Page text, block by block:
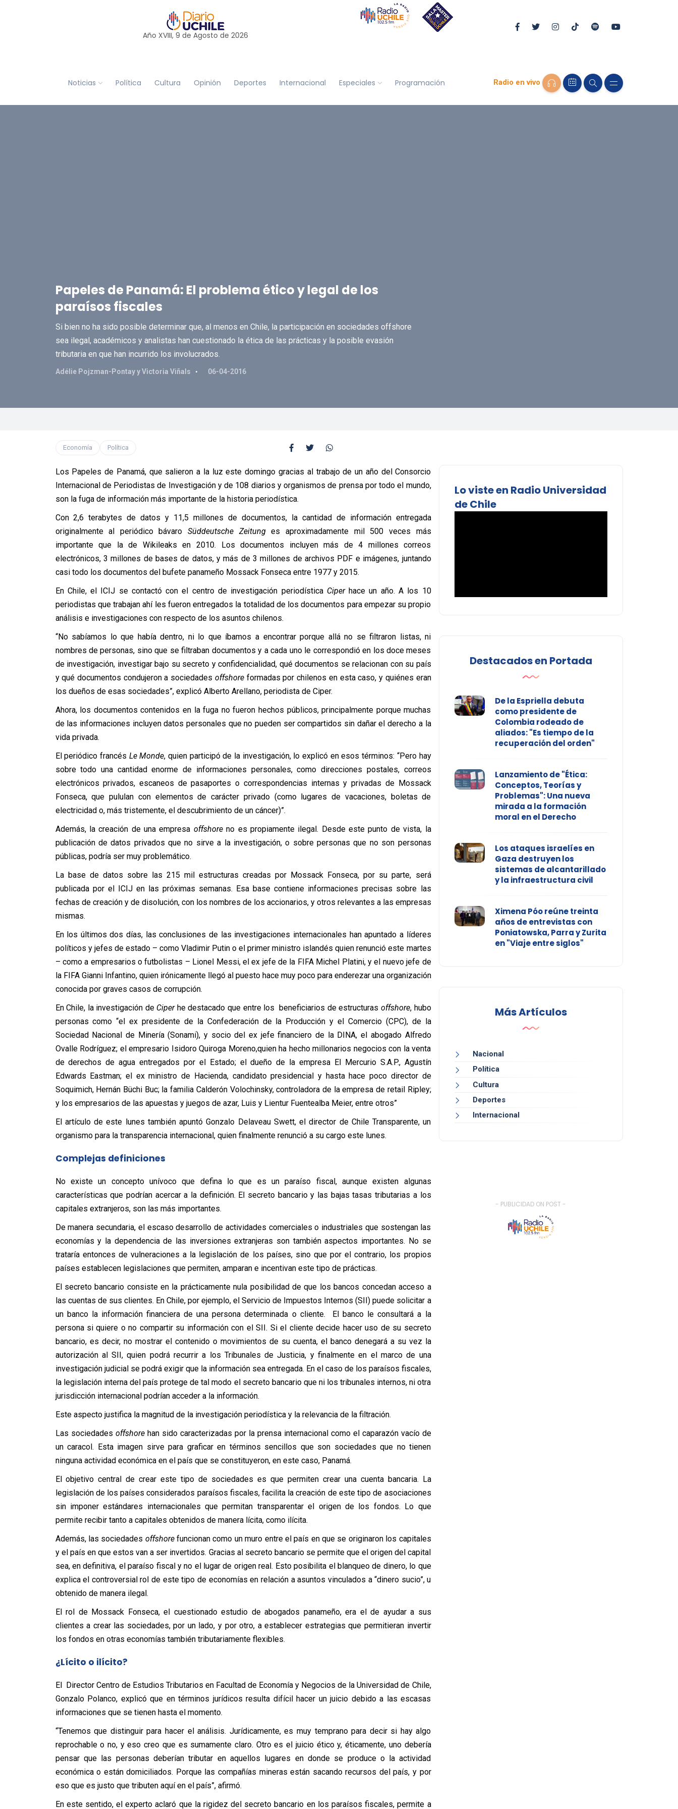
Año XVIII, 9 de Agosto de 2026
Noticias Política Cultura Opinión Deportes Internacional Especiales Programación Radio en vivo
Papeles de Panamá: El problema ético y legal de los
paraísos fiscales
Si bien no ha sido posible determinar que, al menos en Chile, la participación en sociedades offshore
sea ilegal, académicos y analistas han cuestionado la ética de las prácticas y la posible evasión
tributaria en que han incurrido los involucrados.
Adélie Pojzman-Pontay y Victoria Viñals 06-04-2016
Economía Política
Los Papeles de Panamá, que salieron a la luz este domingo gracias al trabajo de un año del Consorcio
Internacional de Periodistas de Investigación y de 108 diarios y organismos de prensa por todo el mundo,
son la fuga de información más importante de la historia periodística.
Con 2,6 terabytes de datos y 11,5 millones de documentos, la cantidad de información entregada
originalmente al periódico bávaroSüddeutsche Zeitunges aproximadamente mil 500 veces más
importante que la de Wikileaks en 2010. Los documentos incluyen más de 4 millones correos
electrónicos, 3 millones de bases de datos, y más de 3 millones de archivos PDF e imágenes, juntando
casi todo los documentos del bufete panameño Mossack Fonseca entre 1977 y 2015.
En Chile, el ICIJ se contactó con el centro de investigación periodística Ciperhace un año. A los 10
periodistas que trabajan ahí les fueron entregados la totalidad de los documentos para empezar su propio
análisis e investigaciones con respecto de los asuntos chilenos.
“No sabíamos lo que había dentro, ni lo que íbamos a encontrar porque allá no se filtraron listas, ni
nombres de personas, sino que se filtraban documentos y a cada uno le correspondió en los doce meses
de investigación, investigar bajo su secreto y confidencialidad, qué documentos se relacionan con su país
y qué documentos condujeron a sociedades offshoreformadas por chilenos en esta caso, y quiénes eran
los dueños de esas sociedades”, explicó Alberto Arellano, periodista de Ciper.
Ahora, los documentos contenidos en la fuga no fueron hechos públicos, principalmente porque muchas
de las informaciones incluyen datos personales que no pueden ser compartidos sin dañar el derecho a la
vida privada.
El periódico francés Le Monde, quien participó de la investigación, lo explicó en esos términos: “Pero hay
sobre todo una cantidad enorme de informaciones personales, como direcciones postales, correos
electrónicos privados, escaneos de pasaportes o correspondencias internas y privadas de Mossack
Fonseca, que pululan con elementos de carácter privado (como lugares de vacaciones, boletas de
electricidad o, más tristemente, el descubrimiento de un cáncer)”.
Además, la creación de una empresa offshoreno es propiamente ilegal. Desde este punto de vista, la
publicación de datos privados que no sirve a la investigación, o sobre personas que no son personas
públicas, podría ser muy problemático.
La base de datos sobre las 215 mil estructuras creadas por Mossack Fonseca, por su parte, será
publicada por el ICIJ en las próximas semanas. Esa base contiene informaciones precisas sobre las
fechas de creación y de disolución, con los nombres de los accionarios, y otros relevantes a las empresas
mismas.
En los últimos dos días, las conclusiones de las investigaciones internacionales han apuntado a líderes
políticos y jefes de estado – como Vladimir Putin o el primer ministro islandés quien renunció este martes
– como a empresarios o futbolistas – Lionel Messi, el ex jefe de la FIFA Michel Platini, y el nuevo jefe de
la FIFA Gianni Infantino, quien irónicamente llegó al puesto hace muy poco para enderezar una organización
conocida por graves casos de corrupción.
En Chile, la investigación de Ciperhe destacado que entre los beneficiarios de estructuras offshore, hubo
personas como “el ex presidente de la Confederación de la Producción y el Comercio (CPC), de la
Sociedad Nacional de Minería (Sonami), y socio del ex jefe financiero de la DINA, el abogado Alfredo
Ovalle Rodríguez; el empresario Isidoro Quiroga Moreno,quien ha hecho millonarios negocios con la venta
de derechos de agua entregados por el Estado; el dueño de la empresa El Mercurio S.A.P., Agustín
Edwards Eastman; el ex ministro de Hacienda, candidato presidencial y hasta hace poco director de
Soquimich, Hernán Büchi Buc; la familia Calderón Volochinsky, controladora de la empresa de retail Ripley;
y los empresarios de las apuestas y juegos de azar, Luis y Lientur Fuentealba Meier, entre otros”
El artículo de este lunes también apuntó Gonzalo Delaveau Swett, el director de Chile Transparente, un
organismo para la transparencia internacional, quien finalmente renunció a su cargo este lunes.
Complejas definiciones
No existe un concepto unívoco que defina lo que es un paraíso fiscal, aunque existen algunas
características que podrían acercar a la definición. El secreto bancario y las bajas tasas tributarias a los
capitales extranjeros, son las más importantes.
De manera secundaria, el escaso desarrollo de actividades comerciales o industriales que sostengan las
economías y la dependencia de las inversiones extranjeras son también aspectos importantes. No se
trataría entonces de vulneraciones a la legislación de los países, sino que por el contrario, los propios
países establecen legislaciones que permiten, amparan e incentivan este tipo de prácticas.
El secreto bancario consiste en la prácticamente nula posibilidad de que los bancos concedan acceso a
las cuentas de sus clientes. En Chile, por ejemplo, el Servicio de Impuestos Internos (SII) puede solicitar a
un banco la información financiera de una persona determinada o cliente. El banco le consultará a la
persona si quiere o no compartir su información con el SII. Si el cliente decide hacer uso de su secreto
bancario, es decir, no mostrar el contenido o movimientos de su cuenta, el banco denegará a su vez la
autorización al SII, quien podrá recurrir a los Tribunales de Justicia, y finalmente en el marco de una
investigación judicial se podrá exigir que la información sea entregada. En el caso de los paraísos fiscales,
la legislación interna del país protege de tal modo el secreto bancario que ni los tribunales internos, ni otra
jurisdicción internacional podrían acceder a la información.
Este aspecto justifica la magnitud de la investigación periodística y la relevancia de la filtración.
Las sociedades offshorehan sido caracterizadas por la prensa internacional como el caparazón vacío de
un caracol. Esta imagen sirve para graficar en términos sencillos que son sociedades que no tienen
ninguna actividad económica en el país que se constituyeron, en este caso, Panamá.
El objetivo central de crear este tipo de sociedades es que permiten crear una cuenta bancaria. La
legislación de los países considerados paraísos fiscales, facilita la creación de este tipo de asociaciones
sin imponer estándares internacionales que permitan transparentar el origen de los fondos. Lo que
permite recibir tanto a capitales obtenidos de manera lícita, como ilícita.
Además, las sociedades offshorefuncionan como un muro entre el país en que se originaron los capitales
y el país en que estos van a ser invertidos. Gracias al secreto bancario se permite que el origen del capital
sea, en definitiva, el paraíso fiscal y no el lugar de origen real. Esto posibilita el blanqueo de dinero, lo que
explica el controversial rol de este tipo de economías en relación a asuntos vinculados a “dinero sucio”, u
obtenido de manera ilegal.
El rol de Mossack Fonseca, el cuestionado estudio de abogados panameño, era el de ayudar a sus
clientes a crear las sociedades, por un lado, y por otro, a establecer estrategias que permitieran invertir
los fondos en otras economías también tributariamente flexibles.
¿Lícito o ilícito?
El ‎Director Centro de Estudios Tributarios en Facultad de Economía y Negocios de la Universidad de Chile,
Gonzalo Polanco, explicó que en términos jurídicos resulta difícil hacer un juicio debido a las escasas
informaciones que se tienen hasta el momento.
“Tenemos que distinguir para hacer el análisis. Jurídicamente, es muy temprano para decir si hay algo
reprochable o no, y eso creo que es sumamente claro. Otro es el juicio ético y, éticamente, uno debería
pensar que las personas deberían tributar en aquellos lugares en donde se produce o la actividad
económica o están domiciliados. Porque las compañías mineras están sacando recursos del país, y por
eso que es justo que tributen aquí en el país”, afirmó.
En este sentido, el experto aclaró que la rigidez del secreto bancario en los paraísos fiscales, permite a
Lo viste en Radio Universidad
de Chile
Destacados en Portada
De la Espriella debuta
como presidente de
Colombia rodeado de
aliados: "Es tiempo de la
recuperación del orden"
Lanzamiento de "Ética:
Conceptos, Teorías y
Problemas": Una nueva
mirada a la formación
moral en el Derecho
Los ataques israelíes en
Gaza destruyen los
sistemas de alcantarillado
y la infraestructura civil
Ximena Póo reúne treinta
años de entrevistas con
Poniatowska, Parra y Zurita
en "Viaje entre siglos"
Más Artículos
Nacional
Política
Cultura
Deportes
Internacional
- PUBLICIDAD ON POST -